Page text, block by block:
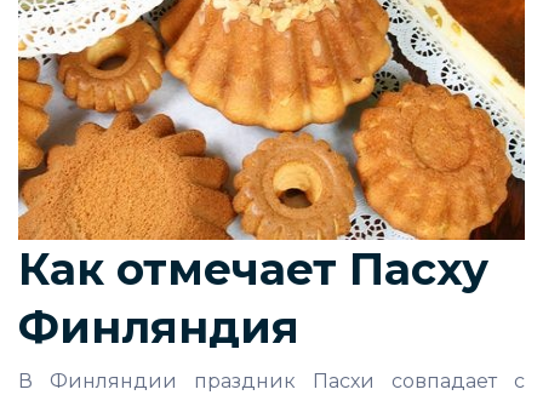
Как отмечает Пасху
Финляндия
В Финляндии праздник Пасхи совпадает с